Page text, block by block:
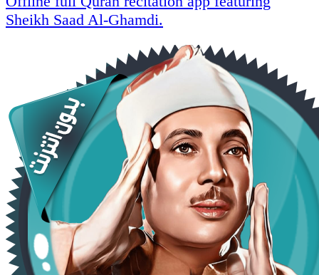
Sheikh Saad Al-Ghamdi.